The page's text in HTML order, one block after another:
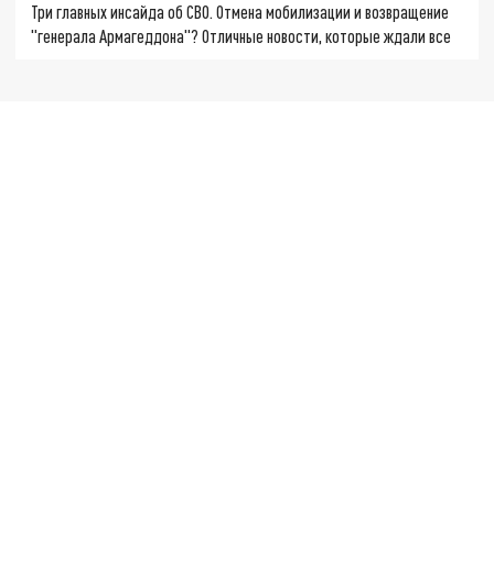
Три главных инсайда об СВО. Отмена мобилизации и возвращение
"генерала Армагеддона"? Отличные новости, которые ждали все